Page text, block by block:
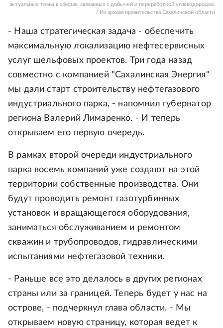
актуальные темы в сферах, связанных с добычей и переработкой углеводородов.
/ Из архива правительства Сахалинской области
- Наша стратегическая задача - обеспечить
максимальную локализацию нефтесервисных
услуг шельфовых проектов. Три года назад
совместно с компанией "Сахалинская Энергия"
мы дали старт строительству нефтегазового
индустриального парка, - напомнил губернатор
региона Валерий Лимаренко. - И теперь
открываем его первую очередь.
В рамках второй очереди индустриального
парка восемь компаний уже создают на этой
территории собственные производства. Они
будут проводить ремонт газотурбинных
установок и вращающегося оборудования,
заниматься обслуживанием и ремонтом
скважин и трубопроводов, гидравлическими
испытаниями нефтегазовой техники.
- Раньше все это делалось в других регионах
страны или за границей. Теперь будет у нас на
острове, - подчеркнул глава области. - Мы
открываем новую страницу, которая ведет к